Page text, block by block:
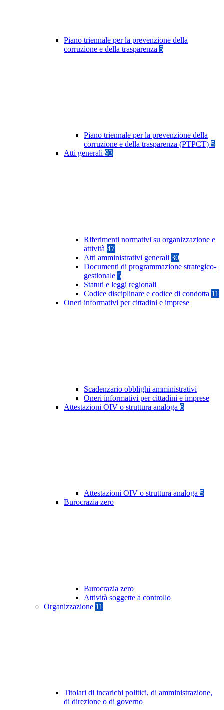
Piano triennale per la prevenzione della
corruzione e della trasparenza 5
Piano triennale per la prevenzione della
corruzione e della trasparenza (PTPCT) 5
Atti generali 93
Riferimenti normativi su organizzazione e
attività 47
Atti amministrativi generali 30
Documenti di programmazione strategico-
gestionale 5
Statuti e leggi regionali
Codice disciplinare e codice di condotta 11
Oneri informativi per cittadini e imprese
Scadenzario obblighi amministrativi
Oneri informativi per cittadini e imprese
Attestazioni OIV o struttura analoga 6
Attestazioni OIV o struttura analoga 5
Burocrazia zero
Burocrazia zero
Attività soggette a controllo
Organizzazione 11
Titolari di incarichi politici, di amministrazione,
di direzione o di governo